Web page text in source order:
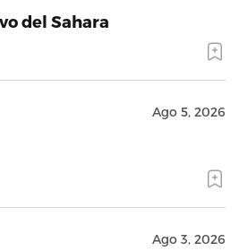
del Sahara
Ago 5, 2026
Ago 3, 2026